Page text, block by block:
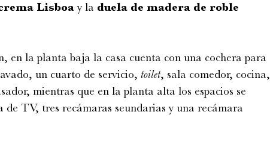
Lisboay la duela de madera de roble
en la planta baja la casa cuenta con una cochera para
un cuarto de servicio, toilet, sala comedor, cocina,
mientras que en la planta alta los espacios se
de TV, tres recámaras seundarias y una recámara